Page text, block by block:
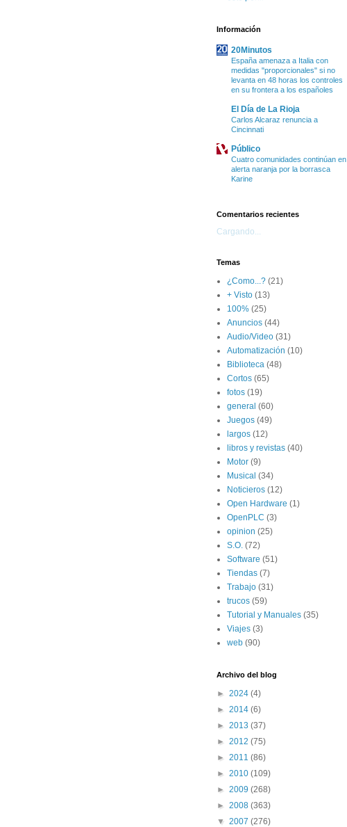
Información
20Minutos
España amenaza a Italia con
medidas "proporcionales" si no
levanta en 48 horas los controles
en su frontera a los españoles
El Día de La Rioja
Carlos Alcaraz renuncia a
Cincinnati
Público
Cuatro comunidades continúan en
alerta naranja por la borrasca
Karine
Comentarios recientes
Cargando...
Temas
¿Como...? (21)
+ Visto (13)
100% (25)
Anuncios (44)
Audio/Video (31)
Automatización (10)
Biblioteca (48)
Cortos (65)
fotos (19)
general (60)
Juegos (49)
largos (12)
libros y revistas (40)
Motor (9)
Musical (34)
Noticieros (12)
Open Hardware (1)
OpenPLC (3)
opinion (25)
S.O. (72)
Software (51)
Tiendas (7)
Trabajo (31)
trucos (59)
Tutorial y Manuales (35)
Viajes (3)
web (90)
Archivo del blog
► 2024 (4)
► 2014 (6)
► 2013 (37)
► 2012 (75)
► 2011 (86)
► 2010 (109)
► 2009 (268)
► 2008 (363)
▼ 2007 (276)